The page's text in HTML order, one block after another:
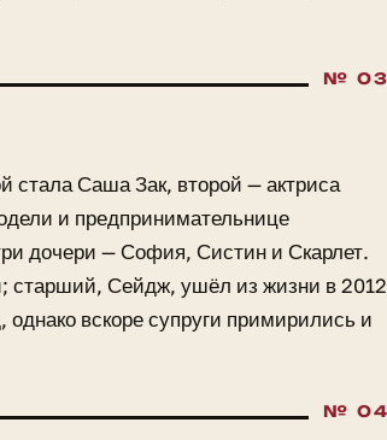
стала Саша Зак, второй — актриса
и предпринимательнице
дочери — София, Систин и Скарлет.
старший, Сейдж, ушёл из жизни в 2012
вскоре супруги примирились и